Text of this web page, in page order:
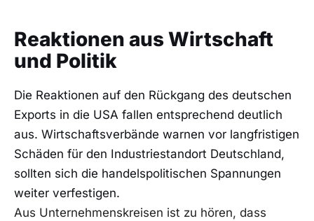
Reaktionen aus Wirtschaft
und Politik
Die Reaktionen auf den Rückgang des deutschen
Exports in die USA fallen entsprechend deutlich
aus. Wirtschaftsverbände warnen vor langfristigen
Schäden für den Industriestandort Deutschland,
sollten sich die handelspolitischen Spannungen
weiter verfestigen.
Aus Unternehmenskreisen ist zu hören, dass